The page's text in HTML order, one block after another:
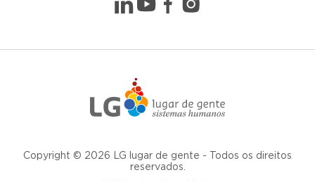
Copyright © 2026 LG lugar de gente - Todos os direitos
reservados.